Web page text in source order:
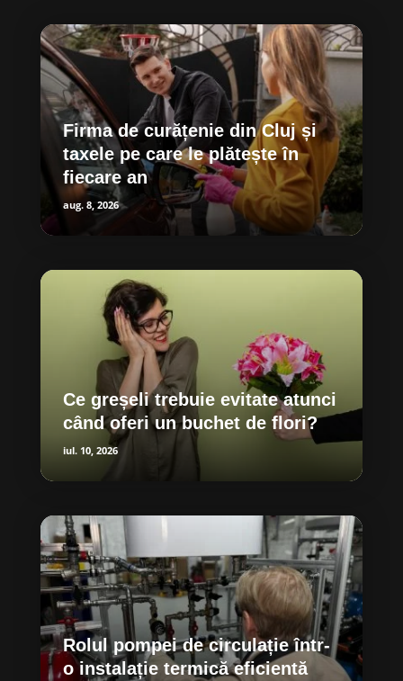
Firma de curățenie din Cluj și
taxele pe care le plătește în
fiecare an
aug. 8, 2026
Ce greșeli trebuie evitate atunci
când oferi un buchet de flori?
iul. 10, 2026
Rolul pompei de circulație într-
o instalație termică eficientă